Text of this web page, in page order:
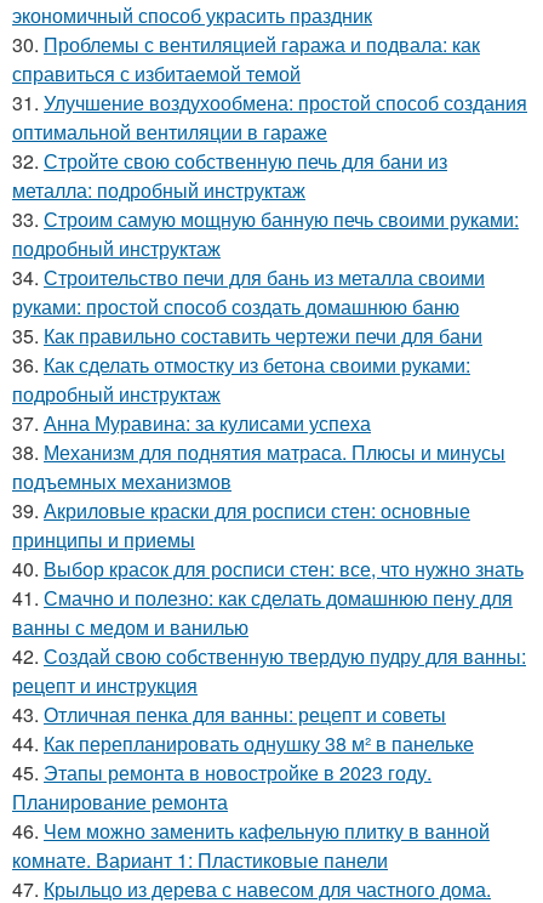
экономичный способ украсить праздник
30. Проблемы с вентиляцией гаража и подвала: как
справиться с избитаемой темой
31. Улучшение воздухообмена: простой способ создания
оптимальной вентиляции в гараже
32. Стройте свою собственную печь для бани из
металла: подробный инструктаж
33. Строим самую мощную банную печь своими руками:
подробный инструктаж
34. Строительство печи для бань из металла своими
руками: простой способ создать домашнюю баню
35. Как правильно составить чертежи печи для бани
36. Как сделать отмостку из бетона своими руками:
подробный инструктаж
37. Анна Муравина: за кулисами успеха
38. Механизм для поднятия матраса. Плюсы и минусы
подъемных механизмов
39. Акриловые краски для росписи стен: основные
принципы и приемы
40. Выбор красок для росписи стен: все, что нужно знать
41. Смачно и полезно: как сделать домашнюю пену для
ванны с медом и ванилью
42. Создай свою собственную твердую пудру для ванны:
рецепт и инструкция
43. Отличная пенка для ванны: рецепт и советы
44. Как перепланировать однушку 38 м² в панельке
45. Этапы ремонта в новостройке в 2023 году.
Планирование ремонта
46. Чем можно заменить кафельную плитку в ванной
комнате. Вариант 1: Пластиковые панели
47. Крыльцо из дерева с навесом для частного дома.